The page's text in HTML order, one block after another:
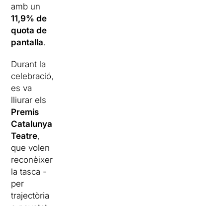
amb un
11,9% de
quota de
pantalla.
Durant la
celebració,
es va
lliurar els
Premis
Catalunya
Teatre,
que volen
reconèixer
la tasca -
per
trajectòria